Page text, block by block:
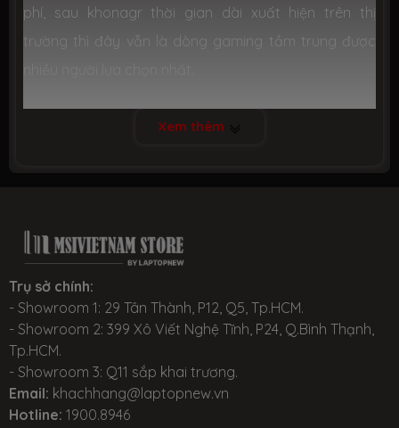
bảo hành
phí, sau khonagr thời gian dài xuất hiện trên thị
trường thì đây vẫn là dòng gaming tầm trung được
cấu hình mạnh mẽ
THIẾT KẾ ĐỘC ĐÁO VỚI THIẾT KẾ ĐỆM TÓC NHÔM
SÁNG ĐỘC LẠ
Laptop gaming msi gf63 thin được thiết kế có mặt
Xem thêm
Trụ sở chính:
- Showroom 1: 29 Tân Thành, P12, Q5, Tp.HCM.
- Showroom 2: 399 Xô Viết Nghệ Tĩnh, P24, Q.Bình Thạnh,
Tp.HCM.
- Showroom 3: Q11 sắp khai trương.
Email: khachhang@laptopnew.vn
Hotline: 1900.8946